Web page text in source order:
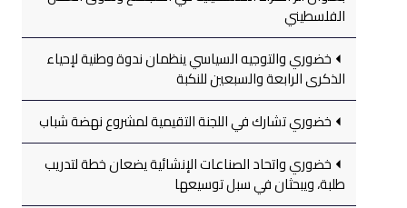
الفلسطيني
خضوري والتوجيه السياسي ينظمان ندوة وطنية لإحياء
الذكرى الرابعة والسبعين للنكبة
خضوري تشارك في اللجنة التقيمية لمشروع نهضة شباب
خضوري واتحاد الصناعات الإنشائية يضعان خطة لتدريب
طلبة، ويبحثان في سبل توسيعها